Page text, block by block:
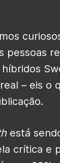
pessoas
híbridos
– eis o
está
crítica e